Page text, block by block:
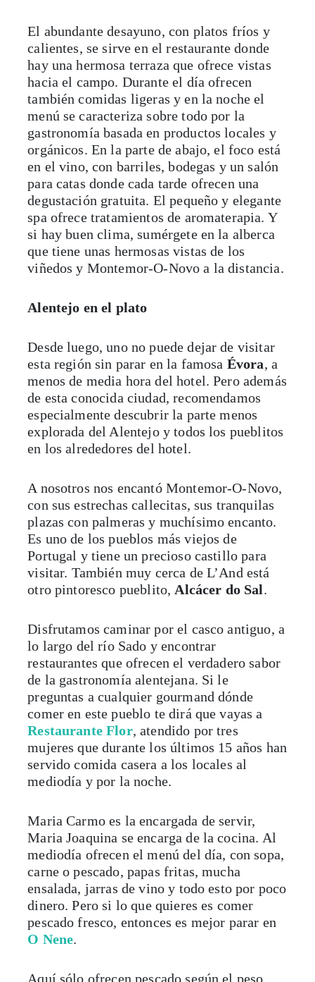
El abundante desayuno, con platos fríos y
calientes, se sirve en el restaurante donde
hay una hermosa terraza que ofrece vistas
hacia el campo. Durante el día ofrecen
también comidas ligeras y en la noche el
menú se caracteriza sobre todo por la
gastronomía basada en productos locales y
orgánicos. En la parte de abajo, el foco está
en el vino, con barriles, bodegas y un salón
para catas donde cada tarde ofrecen una
degustación gratuita. El pequeño y elegante
spa ofrece tratamientos de aromaterapia. Y
si hay buen clima, sumérgete en la alberca
que tiene unas hermosas vistas de los
viñedos y Montemor-O-Novo a la distancia.
Alentejo en el plato
Desde luego, uno no puede dejar de visitar
esta región sin parar en la famosa Évora, a
menos de media hora del hotel. Pero además
de esta conocida ciudad, recomendamos
especialmente descubrir la parte menos
explorada del Alentejo y todos los pueblitos
en los alrededores del hotel.
A nosotros nos encantó Montemor-O-Novo,
con sus estrechas callecitas, sus tranquilas
plazas con palmeras y muchísimo encanto.
Es uno de los pueblos más viejos de
Portugal y tiene un precioso castillo para
visitar. También muy cerca de L’And está
otro pintoresco pueblito, Alcácer do Sal.
Disfrutamos caminar por el casco antiguo, a
lo largo del río Sado y encontrar
restaurantes que ofrecen el verdadero sabor
de la gastronomía alentejana. Si le
preguntas a cualquier gourmand dónde
comer en este pueblo te dirá que vayas a
Restaurante Flor, atendido por tres
mujeres que durante los últimos 15 años han
servido comida casera a los locales al
mediodía y por la noche.
Maria Carmo es la encargada de servir,
Maria Joaquina se encarga de la cocina. Al
mediodía ofrecen el menú del día, con sopa,
carne o pescado, papas fritas, mucha
ensalada, jarras de vino y todo esto por poco
dinero. Pero si lo que quieres es comer
pescado fresco, entonces es mejor parar en
O Nene.
Aquí sólo ofrecen pescado según el peso.